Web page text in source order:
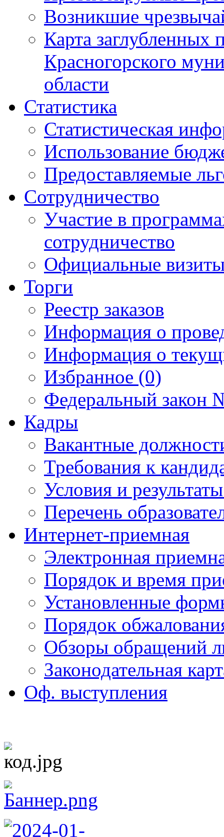
Возникшие
Карта
Красногорского
области
Статистика
Статистическая
Использование
Предоставляемые
Сотрудничество
Участие в
сотрудничество
Официальные
Торги
Реестр заказов
Информация о
Информация о
Избранное (0)
Федеральный закон
Кадры
Вакантные
Требования к
Условия и
Перечень
Интернет-приемная
Электронная
Порядок и время
Установленные
Порядок
Обзоры обращений
Законодательная
Оф. выступления